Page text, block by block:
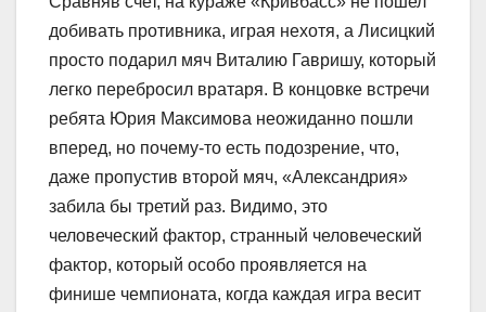
добивать противника, играя нехотя, а Лисицкий
просто подарил мяч Виталию Гавришу, который
легко перебросил вратаря. В концовке встречи
ребята Юрия Максимова неожиданно пошли
вперед, но почему-то есть подозрение, что,
даже пропустив второй мяч, «Александрия»
забила бы третий раз. Видимо, это
человеческий фактор, странный человеческий
фактор, который особо проявляется на
финише чемпионата, когда каждая игра весит